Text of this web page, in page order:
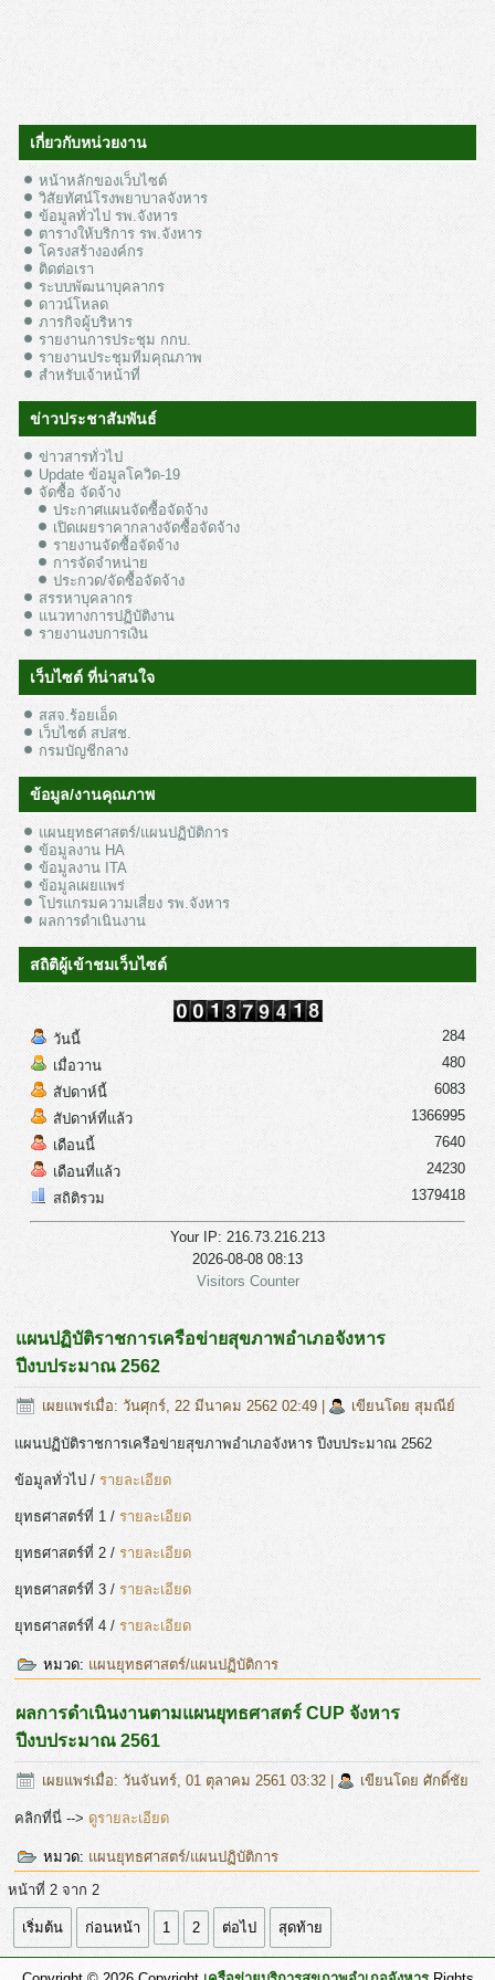
เกี่ยวกับหน่วยงาน
หน้าหลักของเว็บไซต์
วิสัยทัศน์โรงพยาบาลจังหาร
ข้อมูลทั่วไป รพ.จังหาร
ตารางให้บริการ รพ.จังหาร
โครงสร้างองค์กร
ติดต่อเรา
ระบบพัฒนาบุคลากร
ดาวน์โหลด
ภารกิจผู้บริหาร
รายงานการประชุม กกบ.
รายงานประชุมทีมคุณภาพ
สำหรับเจ้าหน้าที่
ข่าวประชาสัมพันธ์
ข่าวสารทั่วไป
Update ข้อมูลโควิด-19
จัดซื้อ จัดจ้าง
ประกาศแผนจัดซื้อจัดจ้าง
เปิดเผยราคากลางจัดซื้อจัดจ้าง
รายงานจัดซื้อจัดจ้าง
การจัดจำหน่าย
ประกวด/จัดซื้อจัดจ้าง
สรรหาบุคลากร
แนวทางการปฏิบัติงาน
รายงานงบการเงิน
เว็บไซต์ ที่น่าสนใจ
สสจ.ร้อยเอ็ด
เว็บไซต์ สปสช.
กรมบัญชีกลาง
ข้อมูล/งานคุณภาพ
แผนยุทธศาสตร์/แผนปฏิบัติการ
ข้อมูลงาน HA
ข้อมูลงาน ITA
ข้อมูลเผยแพร่
โปรแกรมความเสี่ยง รพ.จังหาร
ผลการดำเนินงาน
สถิติผู้เข้าชมเว็บไซต์
วันนี้
เมื่อวาน
สัปดาห์นี้
สัปดาห์ที่แล้ว
เดือนนี้
เดือนที่แล้ว
สถิติรวม
284
480
6083
1366995
7640
24230
1379418
Your IP: 216.73.216.213
2026-08-08 08:13
Visitors Counter
แผนปฏิบัติราชการเครือข่ายสุขภาพอำเภอจังหาร
ปีงบประมาณ 2562
เผยแพร่เมื่อ: วันศุกร์, 22 มีนาคม 2562 02:49 | เขียนโดย สุมณีย์
แผนปฏิบัติราชการเครือข่ายสุขภาพอำเภอจังหาร ปีงบประมาณ 2562
ข้อมูลทั่วไป /รายละเอียด
ยุทธศาสตร์ที่ 1 /รายละเอียด
ยุทธศาสตร์ที่ 2 /รายละเอียด
ยุทธศาสตร์ที่ 3 /รายละเอียด
ยุทธศาสตร์ที่ 4 /รายละเอียด
หมวด: แผนยุทธศาสตร์/แผนปฏิบัติการ
ผลการดำเนินงานตามแผนยุทธศาสตร์ CUP จังหาร
ปีงบประมาณ 2561
เผยแพร่เมื่อ: วันจันทร์, 01 ตุลาคม 2561 03:32| เขียนโดย ศักดิ์ชัย
คลิกที่นี่ -->ดูรายละเอียด
หมวด: แผนยุทธศาสตร์/แผนปฏิบัติการ
หน้าที่ 2 จาก 2
เริ่มต้น ก่อนหน้า 1 2 ต่อไป สุดท้าย